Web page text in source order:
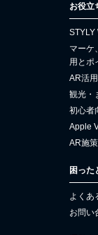
お役立
STYLY
マーケ
用とポ
AR活
観光・
初心者
Apple
AR施
困った
よくあ
お問い